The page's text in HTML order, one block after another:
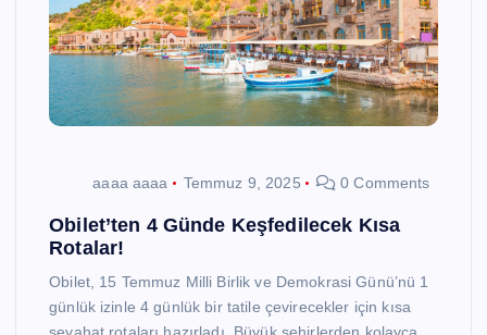
aaaa aaaa Temmuz 9, 2025 0 Comments
Obilet’ten 4 Günde Keşfedilecek Kısa
Rotalar!
Obilet, 15 Temmuz Milli Birlik ve Demokrasi Günü’nü 1
günlük izinle 4 günlük bir tatile çevirecekler için kısa